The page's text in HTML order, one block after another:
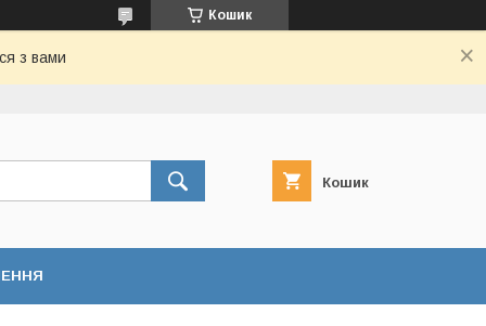
Кошик
з вами
Кошик